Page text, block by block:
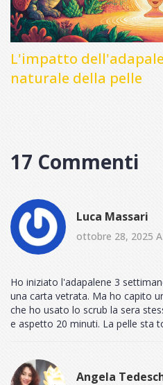
L'impatto
naturale della pelle
17 Commenti
Luca Massari
ottobre 28, 2025
Ho iniziato l'adapalene 3
una carta vetrata. Ma ho capito
che ho usato lo scrub la sera
e aspetto 20 minuti. La pelle sta
Angela